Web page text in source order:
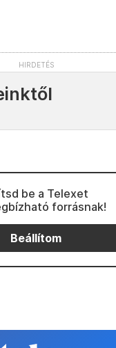
be a Telexet
forrásnak!
Beállítom